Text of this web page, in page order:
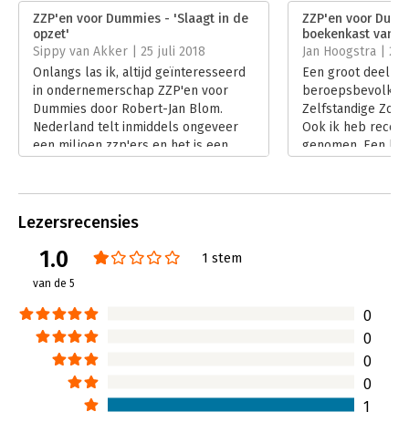
Uitgever:
BBNC Uitgevers
Druk:
2
Verschijningsdatum:
25-6-2025
Hoofdrubriek:
Ondernemen
Serie:
Dummies (Nederlandstalig)
ZZP'en voor Dummies - 'Slaagt in de
opzet'
Sippy van Akker | 25 juli 2018
Onlangs las ik, altijd geïnteresseerd
in ondernemerschap ZZP'en voor
Dummies door Robert-Jan Blom.
Nederland telt inmiddels ongeveer
een miljoen zzp'ers en het is een
ZZP'en voor
boekenkast van
Jan Hoogstra | 28
Een groot deel
Zelfstandige
Ook ik heb
genomen. Een
Lezersrecensies
1.0
van de 5
1 stem
0
0
0
0
1